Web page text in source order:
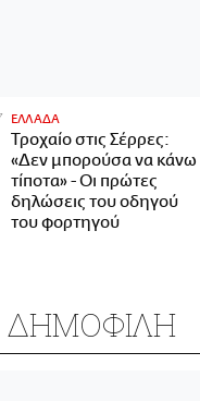
ΕΛΛΑΔΑ
Τροχαίο στις Σέρρες:
«Δεν μπορούσα να κάνω
τίποτα» - Οι πρώτες
δηλώσεις του οδηγού
του φορτηγού
ΔΗΜΟΦΙΛΗ